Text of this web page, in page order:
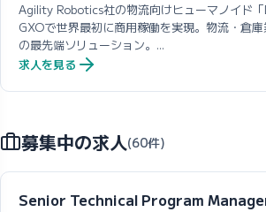
Agility Robotics社の物流向けヒューマノイド
GXOで世界最初に商用稼働を実現。物流・倉
の最先端ソリューション。...
求人を見る
募集中の求人(60件)
Senior Technical Program